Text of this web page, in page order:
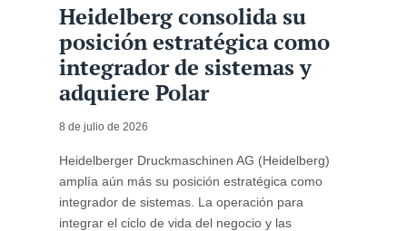
Heidelberg consolida su
posición estratégica como
integrador de sistemas y
adquiere Polar
8 de julio de 2026
Heidelberger Druckmaschinen AG (Heidelberg)
amplía aún más su posición estratégica como
integrador de sistemas. La operación para
integrar el ciclo de vida del negocio y las